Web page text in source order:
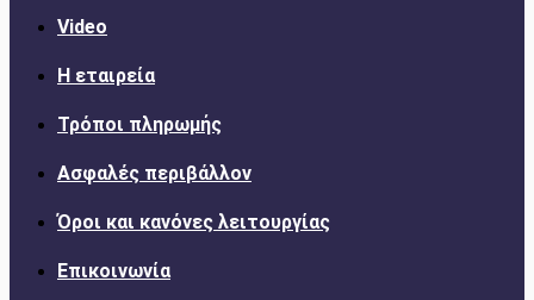
Video
Η εταιρεία
Τρόποι πληρωμής
Ασφαλές περιβάλλον
Όροι και κανόνες λειτουργίας
Επικοινωνία